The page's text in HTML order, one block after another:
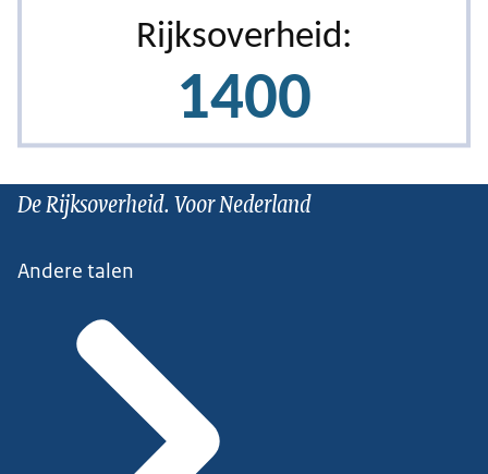
De Rijksoverheid. Voor Nederland
Andere talen